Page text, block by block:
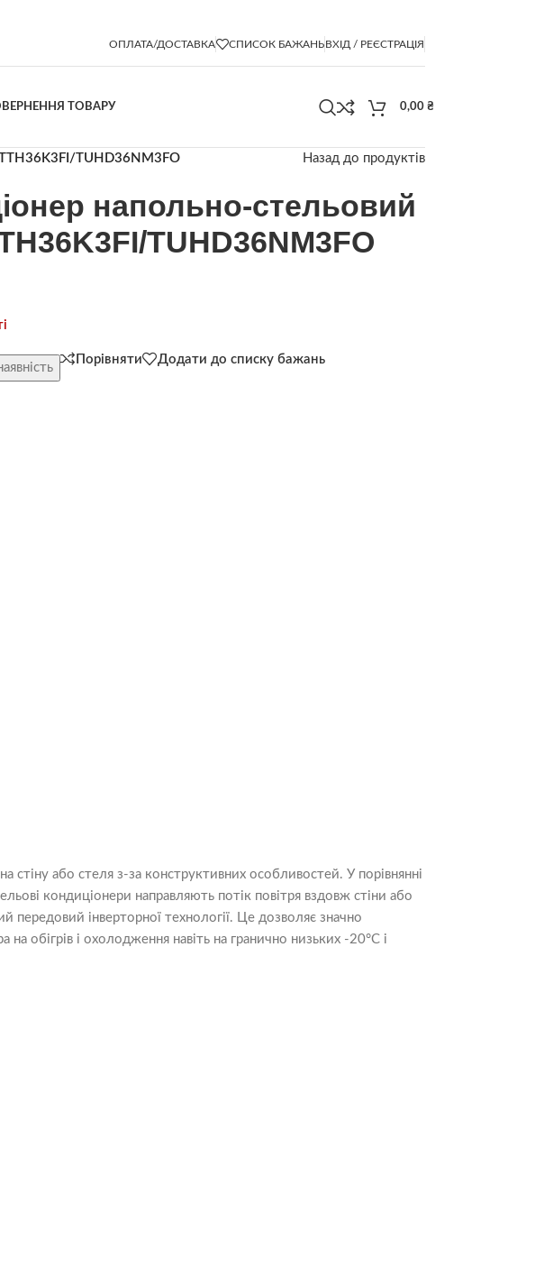
ОПЛАТА/ДОСТАВКА СПИСОК БАЖАНЬВХІД / РЕЄСТРАЦІЯ
ТОВАРУ 0,00 ₴
TUHD36NM3FO Назад до продуктів
напольно-стельовий
TUHD36NM3FO
Порівняти Додати до списку бажань
або стеля з-за конструктивних особливостей. У порівнянні
кондиціонери направляють потік повітря вздовж стіни або
передовий інверторної технології. Це дозволяє значно
обігрів і охолодження навіть на гранично низьких -20°C і